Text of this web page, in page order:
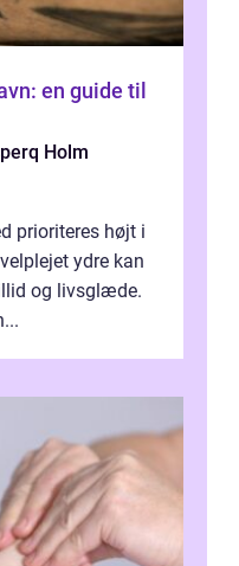
en guide til
Holm
prioriteres højt i
ydre kan
og livsglæde.